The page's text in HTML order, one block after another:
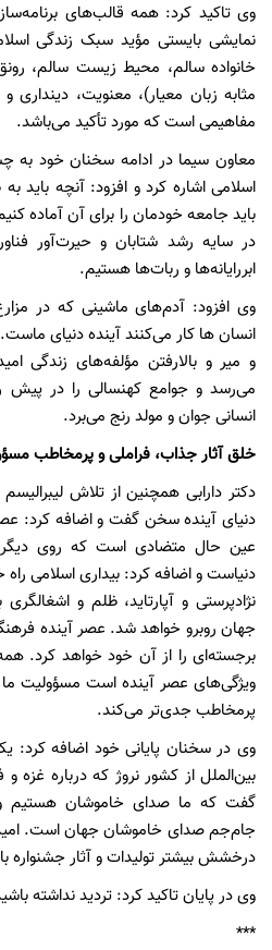
وی تاکید کرد: همه قالب‌های
نمایشی بایستی مؤید سبک زندگی
خانواده سالم، محیط زیست سالم،
مثابه زبان معیار)، معنویت،
مفاهیمی است که مورد تأکید می‌باشد.
معاون سیما در ادامه سخنان خود به
اسلامی اشاره کرد و افزود: آنچه
باید جامعه خودمان را برای آن آماده
در سایه رشد شتابان و حیرت‌آور
ابررایانه‌ها و ربات‌ها هستیم.
وی افزود: آدم‌های ماشینی که در
انسان ها کار می‌کنند آینده دنیای
می‌رسد و جوامع کهنسالی را در پیش
انسانی جوان و مولد رنج می‌برد.
خلق آثار جذاب، فراملی و پرمخاطب
دکتر دارابی همچنین از تلاش
دنیای آینده سخن گفت و اضافه کرد:
عین حال متضادی است که روی
دنیاست و اضافه کرد: بیداری اسلامی
نژادپرستی و آپارتاید، ظلم و
جهان روبرو خواهد شد. عصر آینده
برجسته‌ای را از آن خود خواهد کرد.
ویژگی‌های عصر آینده است مسؤولیت ما
پرمخاطب جدی‌تر می‌کند.
وی در سخنان پایانی خود اضافه کرد:
بین‌الملل از کشور نروژ که درباره غزه
‌گفت که ما صدای خاموشان هستیم و
جام‌جم صدای خاموشان جهان است.
درخشش بیشتر تولیدات و آثار جشنواره
وی در پایان تاکید کرد: تردید نداشته
***